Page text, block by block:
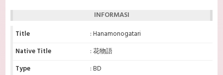
INFORMASI
Title
: Hanamonogatari
Native Title
: 花物語
Type
: BD